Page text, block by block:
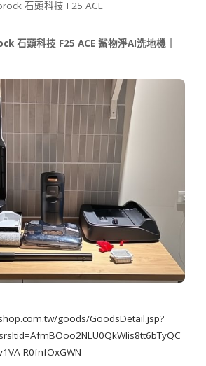
石頭科技 F25 ACE 鯊物淨AI洗地機｜
goods/GoodsDetail.jsp?
R0fnfOxGWN